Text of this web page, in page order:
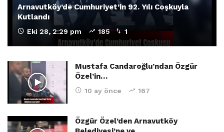
Arnavutköy’de Cumhuriyet’in 92. Yılı Coşkuyla
Kutlandı
Eki 28, 2:29 pm 185 1
Mustafa Candaroğlu’ndan Özgür
Özel’in…
10 ay önce 167
Özgür Özel’den Arnavutköy